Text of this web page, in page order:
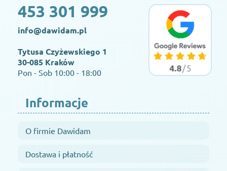
453 301 999
info@dawidam.pl
Tytusa Czyżewskiego 1
30-085 Kraków
Pon - Sob 10:00 - 18:00
Informacje
O firmie Dawidam
Dostawa i płatność